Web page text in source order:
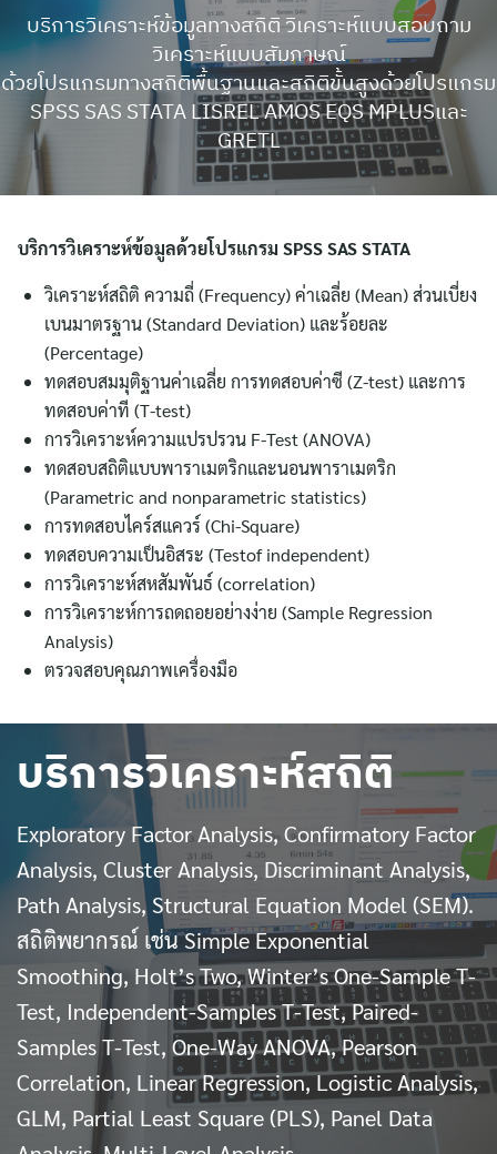
ค้นหา
สำหรับ:
บริการวิเคราะห์ข้อมูลทางสถิติ วิเคราะห์แบบสอบถาม
วิเคราะห์แบบสัมภาษณ์
ด้วยโปรแกรมทางสถิติพื้นฐานและสถิติขั้นสูงด้วยโปรแกรม
SPSS SAS STATA LISREL AMOS EQS MPLUSและ
GRETL
บริการวิเคราะห์ข้อมูลด้วยโปรแกรม SPSS SAS STATA
วิเคราะห์สถิติ ความถี่ (Frequency) ค่าเฉลี่ย (Mean) ส่วนเบี่ยง
เบนมาตรฐาน (Standard Deviation) และร้อยละ
(Percentage)
ทดสอบสมมุติฐานค่าเฉลี่ย การทดสอบค่าซี (Z-test) และการ
ทดสอบค่าที (T-test)
การวิเคราะห์ความแปรปรวน F-Test (ANOVA)
ทดสอบสถิติแบบพาราเมตริกและนอนพาราเมตริก
(Parametric and nonparametric statistics)
การทดสอบไคร์สแควร์ (Chi-Square)
ทดสอบความเป็นอิสระ (Testof independent)
การวิเคราะห์สหสัมพันธ์ (correlation)
การวิเคราะห์การถดถอยอย่างง่าย (Sample Regression
Analysis)
ตรวจสอบคุณภาพเครื่องมือ
บริการวิเคราะห์สถิติ
Exploratory Factor Analysis, Confirmatory Factor
Analysis, Cluster Analysis, Discriminant Analysis,
Path Analysis, Structural Equation Model (SEM).
สถิติพยากรณ์ เช่น Simple Exponential
Smoothing, Holt’s Two, Winter’s One-Sample T-
Test, Independent-Samples T-Test, Paired-
Samples T-Test, One-Way ANOVA, Pearson
Correlation, Linear Regression, Logistic Analysis,
GLM, Partial Least Square (PLS), Panel Data